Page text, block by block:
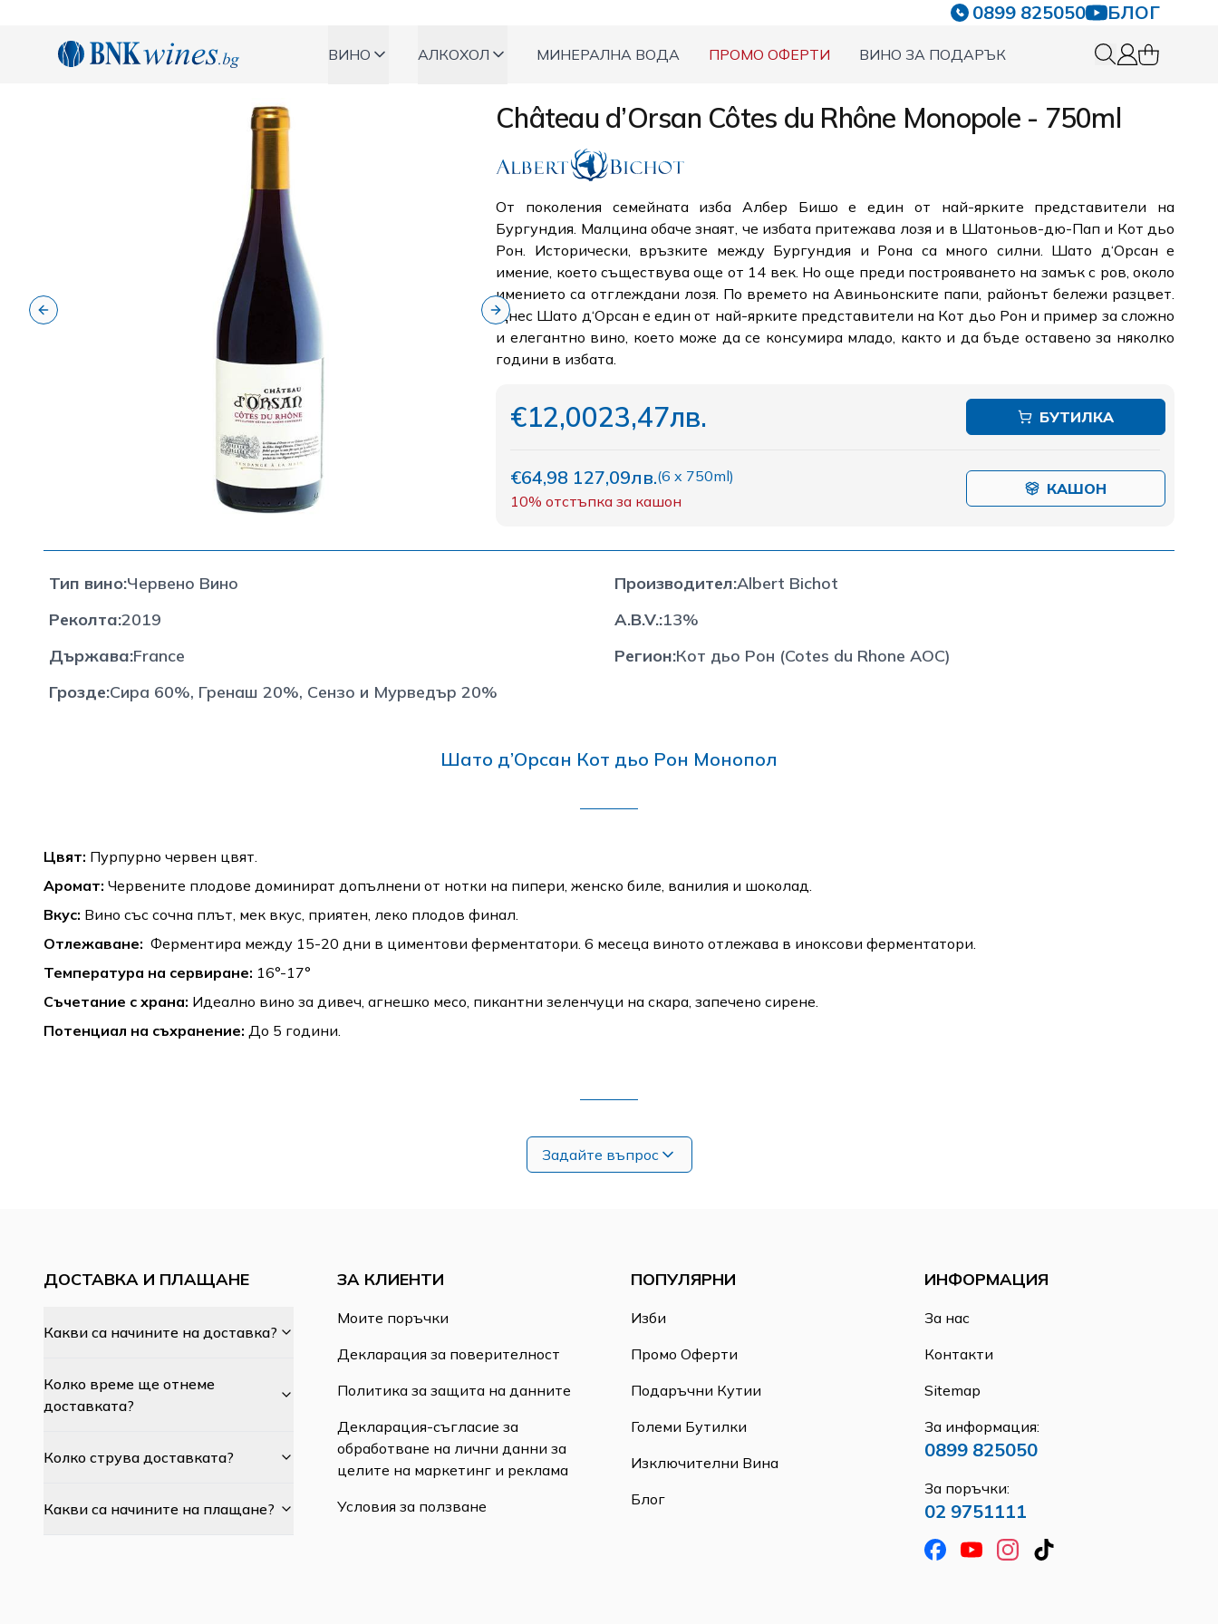
0899 825050 БЛОГ
BNKWines.bg ВИНО АЛКОХОЛ МИНЕРАЛНА ВОДА ПРОМО ОФЕРТИ
ВИНО ЗА ПОДАРЪК
0 items in
Previous slide Next slide
Château d’Orsan Côtes du Rhône Monopole - 750ml
От поколения семейната изба Албер Бишо е един от най-ярките представители на
Бургундия. Малцина обаче знаят, че избата притежава лозя и в Шатоньов-дю-Пап и Кот дьо
Рон. Исторически, връзките между Бургундия и Рона са много силни. Шато д‘Орсан е
имение, което съществува още от 14 век. Но още преди построяването на замък с ров, около
имението са отглеждани лозя. По времето на Авиньонските папи, районът бележи разцвет.
Днес Шато д‘Орсан е един от най-ярките представители на Кот дьо Рон и пример за сложно
и елегантно вино, което може да се консумира младо, както и да бъде оставено за няколко
години в избата.
€12,0023,47лв. БУТИЛКА
€64,98 127,09лв.(6 x 750ml)
10% отстъпка за кашон
КАШОН
Тип вино:Червено Вино Производител:Albert Bichot
Реколта:2019 A.B.V.:13%
Държава:France Регион:Кот дьо Рон (Cotes du Rhone АОС)
Грозде:Сира 60%, Гренаш 20%, Сензо и Мурведър 20%
Шато д’Орсан Кот дьо Рон Монопол
Цвят: Пурпурно червен цвят.
Аромат: Червените плодове доминират допълнени от нотки на пипери, женско биле, ванилия и шоколад.
Вкус: Вино със сочна плът, мек вкус, приятен, леко плодов финал.
Отлежаване: Ферментира между 15-20 дни в циментови ферментатори. 6 месеца виното отлежава в иноксови ферментатори.
Температура на сервиране: 16°-17°
Съчетание с храна: Идеално вино за дивеч, агнешко месо, пикантни зеленчуци на скара, запечено сирене.
Потенциал на съхранение: До 5 години.
Задайте въпрос
ДОСТАВКА И ПЛАЩАНЕ
Какви са начините на доставка?
Колко време ще отнеме
доставката?
Колко струва доставката?
Какви са начините на плащане?
ЗА КЛИЕНТИ
Моите поръчки
Декларация за поверителност
Политика за защита на данните
Декларация-съгласие за
обработване на лични данни за
целите на маркетинг и реклама
Условия за ползване
ПОПУЛЯРНИ
Изби
Промо Оферти
Подаръчни Кутии
Големи Бутилки
Изключителни Вина
Блог
ИНФОРМАЦИЯ
За нас
Контакти
Sitemap
За информация:
0899 825050
За поръчки:
02 9751111